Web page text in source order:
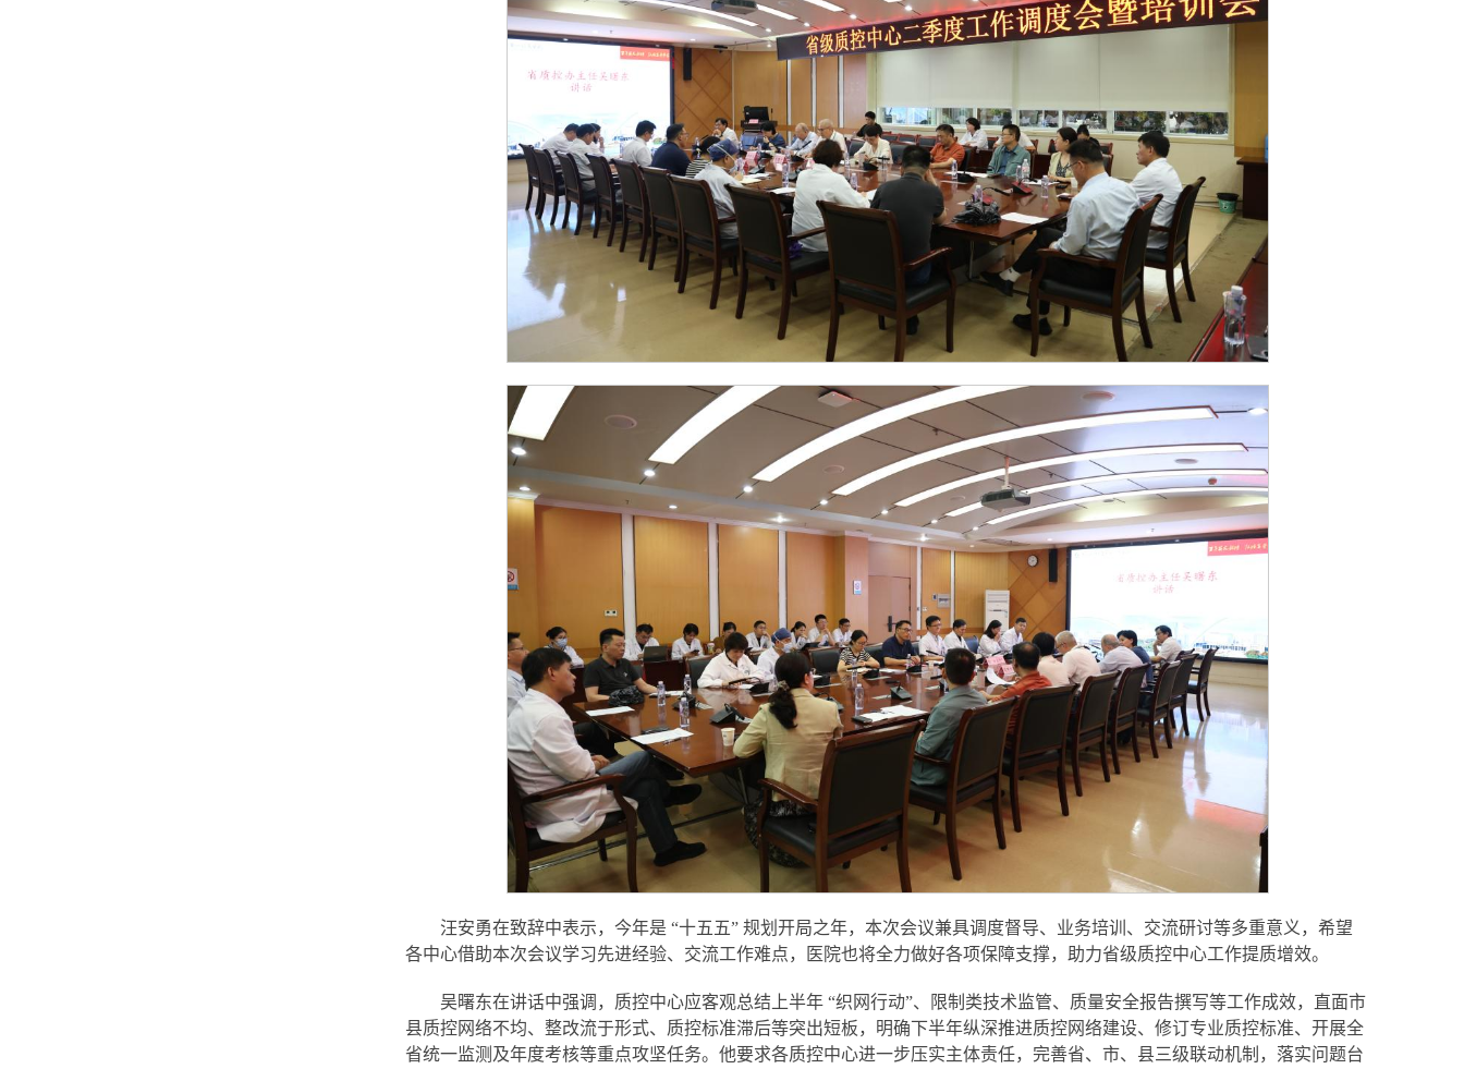
汪安勇在致辞中表示，今年是 “十五五” 规划开局之年，本次会议兼具调度督导、业务培训、交流研讨等多重意义，希望
各中心借助本次会议学习先进经验、交流工作难点，医院也将全力做好各项保障支撑，助力省级质控中心工作提质增效。
吴曙东在讲话中强调，质控中心应客观总结上半年 “织网行动”、限制类技术监管、质量安全报告撰写等工作成效，直面市
县质控网络不均、整改流于形式、质控标准滞后等突出短板，明确下半年纵深推进质控网络建设、修订专业质控标准、开展全
省统一监测及年度考核等重点攻坚任务。他要求各质控中心进一步压实主体责任，完善省、市、县三级联动机制，落实问题台